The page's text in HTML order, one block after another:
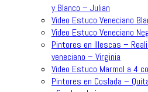
y Blanco – Julian
Video Estuco Veneciano
Video Estuco Veneciano
Pintores en Illescas –
veneciano – Virginia
Video Estuco Marmol a 4
Pintores en Coslada –